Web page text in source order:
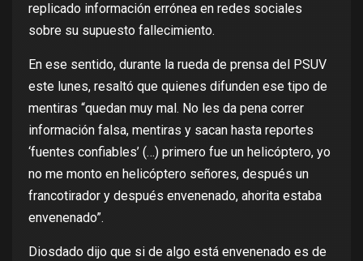
replicado información errónea en redes sociales
sobre su supuesto fallecimiento.
En ese sentido, durante la rueda de prensa del PSUV
este lunes, resaltó que quienes difunden ese tipo de
mentiras “quedan muy mal. No les da pena correr
información falsa, mentiras y sacan hasta reportes
‘fuentes confiables’ (…) primero fue un helicóptero, yo
no me monto en helicóptero señores, después un
francotirador y después envenenado, ahorita estaba
envenenado”.
Diosdado dijo que si de algo está envenenado es de